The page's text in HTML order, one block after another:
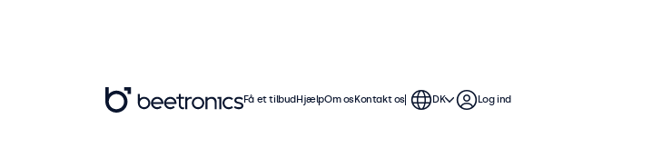
Få et tilbudHjælpOm osKontakt os DK Log ind